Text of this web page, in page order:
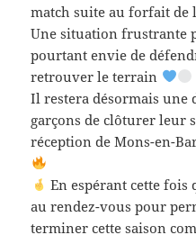
match suite au forfait
Une situation frustrante
pourtant envie de
retrouver le terrain
Il restera désormais une
garçons de clôturer leur
réception de Mons-en-
En espérant cette fois
au rendez-vous pour
terminer cette saison